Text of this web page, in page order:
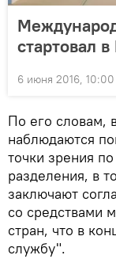
стартовал
6 июня 2016, 10:00
По его словам,
наблюдаются
точки зрения
разделения, в
заключают
со средствами
стран, что в
службу".